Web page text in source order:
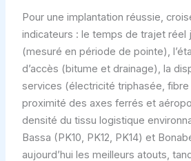
Pour une implantation réussie,
indicateurs : le temps de trajet réel
(mesuré en période de pointe),
d’accès (bitume et drainage), la
services (électricité triphasée, fibre
proximité des axes ferrés et
densité du tissu logistique
Bassa (PK10, PK12, PK14) et
aujourd’hui les meilleurs atouts,